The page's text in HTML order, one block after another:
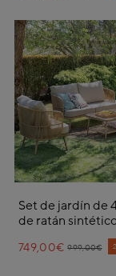
Set de jardín de
de ratán
Price
999,00€
to
749,00€